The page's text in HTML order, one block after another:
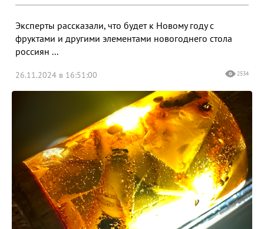
Эксперты рассказали, что будет к Новому году с
фруктами и другими элементами новогоднего стола
россиян ...
26.11.2024 в 16:51:00 2534